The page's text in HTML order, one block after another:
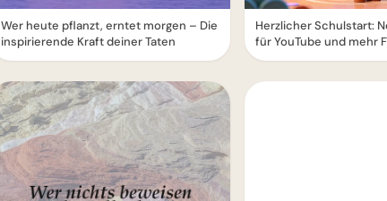
Wer heute pflanzt, erntet morgen – Die
inspirierende Kraft deiner Taten
Herzlicher Schulstart:
für YouTube und mehr